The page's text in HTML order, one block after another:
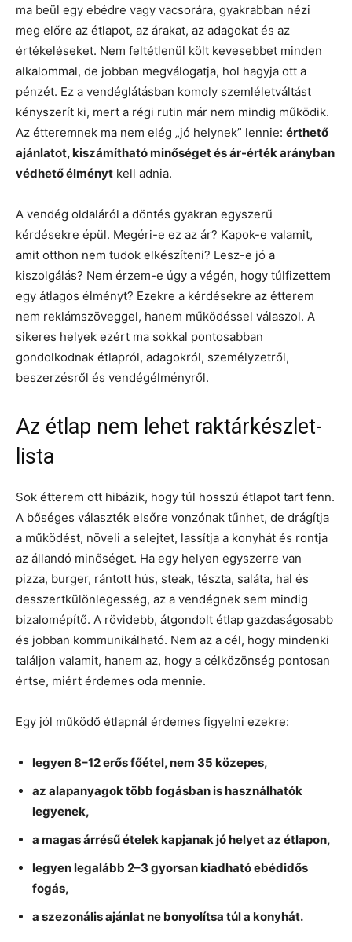
ma beül egy ebédre vagy vacsorára, gyakrabban nézi
meg előre az étlapot, az árakat, az adagokat és az
értékeléseket. Nem feltétlenül költ kevesebbet minden
alkalommal, de jobban megválogatja, hol hagyja ott a
pénzét. Ez a vendéglátásban komoly szemléletváltást
kényszerít ki, mert a régi rutin már nem mindig működik.
Az étteremnek ma nem elég „jó helynek” lennie: érthető
ajánlatot, kiszámítható minőséget és ár-érték arányban
védhető élményt kell adnia.
A vendég oldaláról a döntés gyakran egyszerű
kérdésekre épül. Megéri-e ez az ár? Kapok-e valamit,
amit otthon nem tudok elkészíteni? Lesz-e jó a
kiszolgálás? Nem érzem-e úgy a végén, hogy túlfizettem
egy átlagos élményt? Ezekre a kérdésekre az étterem
nem reklámszöveggel, hanem működéssel válaszol. A
sikeres helyek ezért ma sokkal pontosabban
gondolkodnak étlapról, adagokról, személyzetről,
beszerzésről és vendégélményről.
Az étlap nem lehet raktárkészlet-
lista
Sok étterem ott hibázik, hogy túl hosszú étlapot tart fenn.
A bőséges választék elsőre vonzónak tűnhet, de drágítja
a működést, növeli a selejtet, lassítja a konyhát és rontja
az állandó minőséget. Ha egy helyen egyszerre van
pizza, burger, rántott hús, steak, tészta, saláta, hal és
desszertkülönlegesség, az a vendégnek sem mindig
bizalomépítő. A rövidebb, átgondolt étlap gazdaságosabb
és jobban kommunikálható. Nem az a cél, hogy mindenki
találjon valamit, hanem az, hogy a célközönség pontosan
értse, miért érdemes oda mennie.
Egy jól működő étlapnál érdemes figyelni ezekre:
legyen 8–12 erős főétel, nem 35 közepes,
az alapanyagok több fogásban is használhatók
legyenek,
a magas árrésű ételek kapjanak jó helyet az étlapon,
legyen legalább 2–3 gyorsan kiadható ebédidős
fogás,
a szezonális ajánlat ne bonyolítsa túl a konyhát.